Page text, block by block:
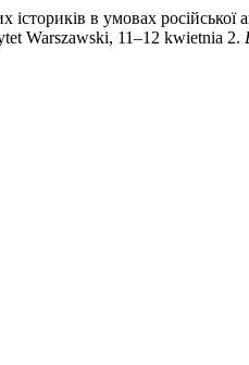
в умовах
Warszawski, 11–12 kwietnia 2.